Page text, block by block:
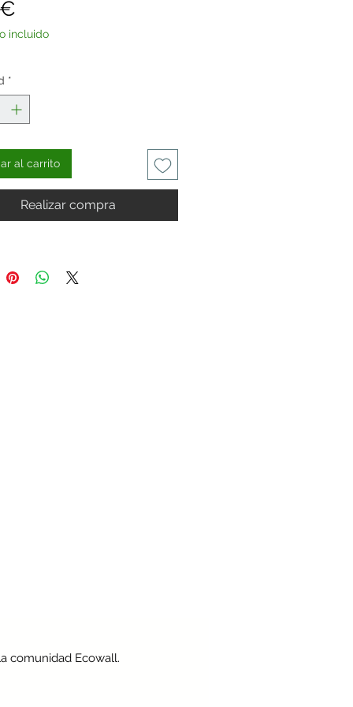
incluido
*
al carrito
Realizar compra
comunidad Ecowall.